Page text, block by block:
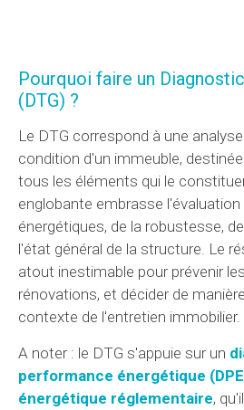
Pourquoi faire un
(DTG) ?
Le DTG correspond à une
condition d'un immeuble,
tous les éléments qui le
englobante embrasse
énergétiques, de la robustesse,
l'état général de la structure. Le
atout inestimable pour prévenir
rénovations, et décider de
contexte de l'entretien immobilier.
A noter : le DTG s'appuie sur un
performance énergétique
énergétique réglementaire,